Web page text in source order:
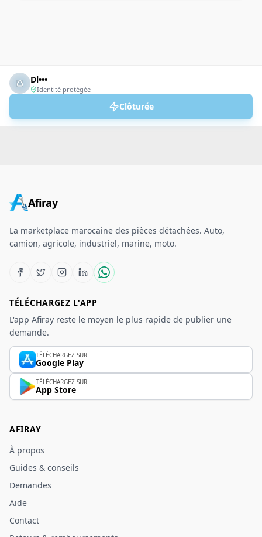
Dl•••
Identité protégée
Clôturée
Afiray
La marketplace marocaine des pièces détachées. Auto,
camion, agricole, industriel, marine, moto.
TÉLÉCHARGEZ L'APP
L'app Afiray reste le moyen le plus rapide de publier une
demande.
TÉLÉCHARGEZ SUR
Google Play
TÉLÉCHARGEZ SUR
App Store
AFIRAY
À propos
Guides & conseils
Demandes
Aide
Contact